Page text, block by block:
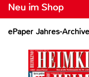
Neu im Shop
ePaper Jahres-